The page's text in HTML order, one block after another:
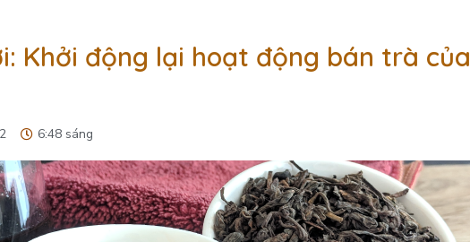
Khởi động lại hoạt động bán trà của
6:48 sáng